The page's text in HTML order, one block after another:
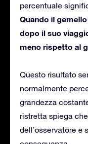
percentuale
Quando il
dopo il suo
meno rispetto al
Questo risultato
normalmente
grandezza
ristretta spiega
dell’osservatore e